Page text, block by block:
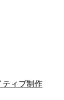
ティブ制作